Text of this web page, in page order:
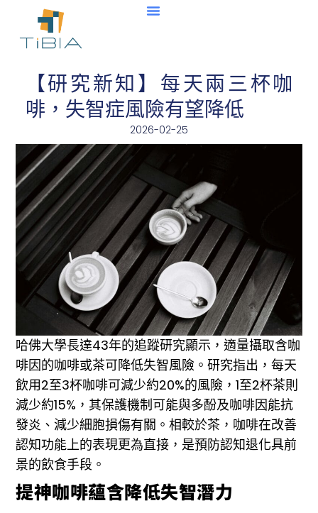
【研究新知】每天兩三杯咖
啡，失智症風險有望降低
2026-02-25
哈佛大學長達43年的追蹤研究顯示，適量攝取含咖
啡因的咖啡或茶可降低失智風險。研究指出，每天
飲用2至3杯咖啡可減少約20%的風險，1至2杯茶則
減少約15%，其保護機制可能與多酚及咖啡因能抗
發炎、減少細胞損傷有關。相較於茶，咖啡在改善
認知功能上的表現更為直接，是預防認知退化具前
景的飲食手段。
提神咖啡蘊含降低失智潛力